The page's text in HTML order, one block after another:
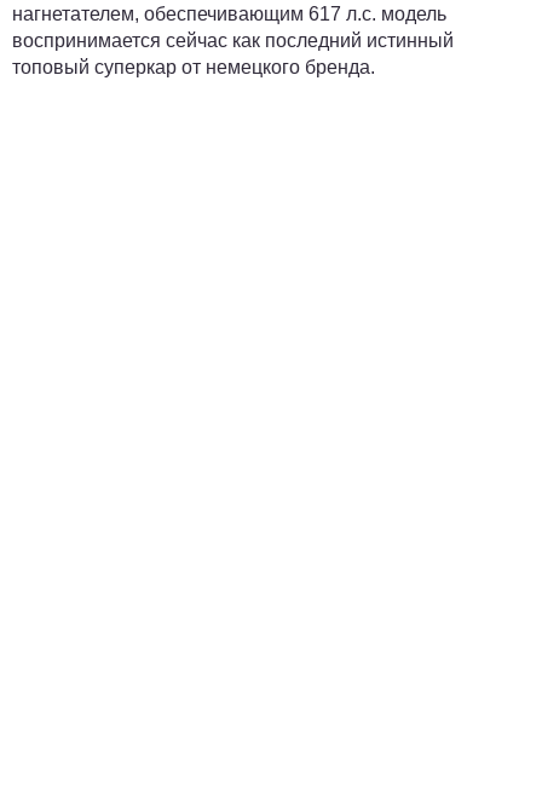
нагнетателем, обеспечивающим 617 л.с. модель
воспринимается сейчас как последний истинный
топовый суперкар от немецкого бренда.